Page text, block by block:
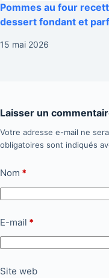
Pommes au four
dessert fondant et
15 mai 2026
Laisser un
Votre adresse e-mail ne
obligatoires sont indiqués
Nom *
E-mail *
Site web